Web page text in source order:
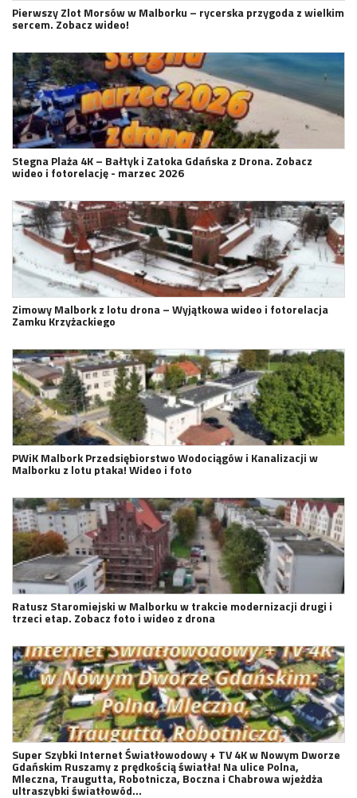
Pierwszy Zlot Morsów w Malborku – rycerska przygoda z wielkim
sercem. Zobacz wideo!
Stegna Plaża 4K – Bałtyk i Zatoka Gdańska z Drona. Zobacz
wideo i fotorelację - marzec 2026
Zimowy Malbork z lotu drona – Wyjątkowa wideo i fotorelacja
Zamku Krzyżackiego
PWiK Malbork Przedsiębiorstwo Wodociągów i Kanalizacji w
Malborku z lotu ptaka! Wideo i foto
Ratusz Staromiejski w Malborku w trakcie modernizacji drugi i
trzeci etap. Zobacz foto i wideo z drona
Super Szybki Internet Światłowodowy + TV 4K w Nowym Dworze
Gdańskim Ruszamy z prędkością światła! Na ulice Polna,
Mleczna, Traugutta, Robotnicza, Boczna i Chabrowa wjeżdża
ultraszybki światłowód…